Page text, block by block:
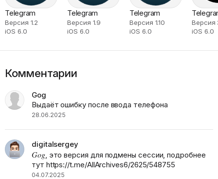
Telegram
Версия 1.2
iOS 6.0
Telegram
Версия 1.9
iOS 6.0
Telegram
Версия 1.10
iOS 6.0
Версия
iOS 6.0
Комментарии
Gog
Выдаёт ошибку после ввода телефона
28.06.2025
digitalsergey
Gog, это версия для подмены сессии, подробнее
тут https://t.me/AllArchives6/2625/548755
04.07.2025